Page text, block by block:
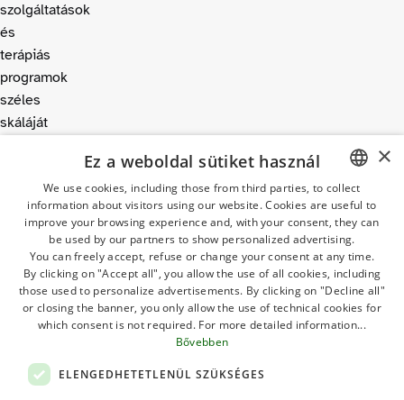
szolgáltatások
és
terápiás
programok
széles
skáláját
legkülönfélébb
igényeknek
megfelelnek.
Cervia
vizét
ITALIAN
GERMAN
ENGLISH
FRENCH
POLISH
×
Ez a weboldal sütiket használ
We use cookies, including those from third parties, to collect
information about visitors using our website. Cookies are useful to
improve your browsing experience and, with your consent, they can
be used by our partners to show personalized advertising.
You can freely accept, refuse or change your consent at any time.
By clicking on "Accept all", you allow the use of all cookies, including
those used to personalize advertisements. By clicking on "Decline all"
or closing the banner, you only allow the use of technical cookies for
which consent is not required. For more detailed information...
Bővebben
ELENGEDHETETLENÜL SZÜKSÉGES